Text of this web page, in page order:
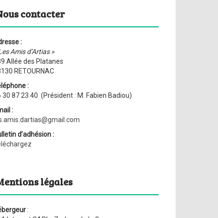
contacter
:
Amis d’Artias »
Allée des Platanes
RETOURNAC
:
30 87 23 40 (Président : M. Fabien Badiou)
:
d’adhésion :
légales
: